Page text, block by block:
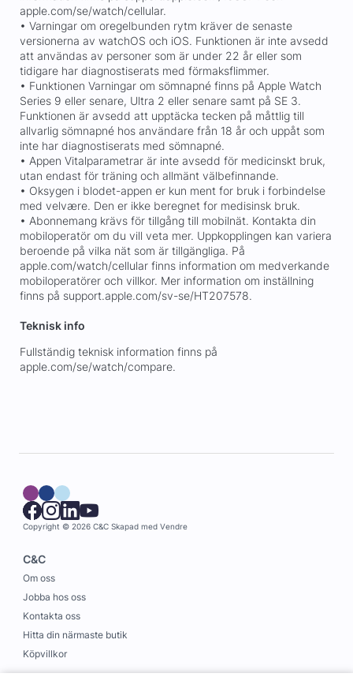
apple.com/se/watch/cellular.
• Varningar om oregelbunden rytm kräver de senaste
versionerna av watchOS och iOS. Funktionen är inte avsedd
att användas av personer som är under 22 år eller som
tidigare har diagnostiserats med förmaksflimmer.
• Funktionen Varningar om sömnapné finns på Apple Watch
Series 9 eller senare, Ultra 2 eller senare samt på SE 3.
Funktionen är avsedd att upptäcka tecken på måttlig till
allvarlig sömnapné hos användare från 18 år och uppåt som
inte har diagnostiserats med sömnapné.
• Appen Vitalparametrar är inte avsedd för medicinskt bruk,
utan endast för träning och allmänt välbefinnande.
• Oksygen i blodet-appen er kun ment for bruk i forbindelse
med velvære. Den er ikke beregnet for medisinsk bruk.
• Abonnemang krävs för tillgång till mobilnät. Kontakta din
mobiloperatör om du vill veta mer. Uppkopplingen kan variera
beroende på vilka nät som är tillgängliga. På
apple.com/watch/cellular finns information om medverkande
mobiloperatörer och villkor. Mer information om inställning
finns på support.apple.com/sv-se/HT207578.
Teknisk info
Fullständig teknisk information finns på
apple.com/se/watch/compare.
Copyright © 2026 C&C Skapad med Vendre
C&C
Om oss
Jobba hos oss
Kontakta oss
Hitta din närmaste butik
Köpvillkor